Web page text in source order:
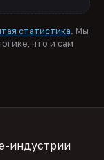
статистика. Мы
что и сам
индустрии